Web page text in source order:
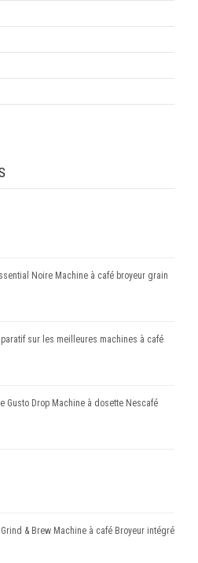
Noire Machine à café broyeur grain
sur les meilleures machines à café
Gusto Drop Machine à dosette Nescafé
& Brew Machine à café Broyeur intégré